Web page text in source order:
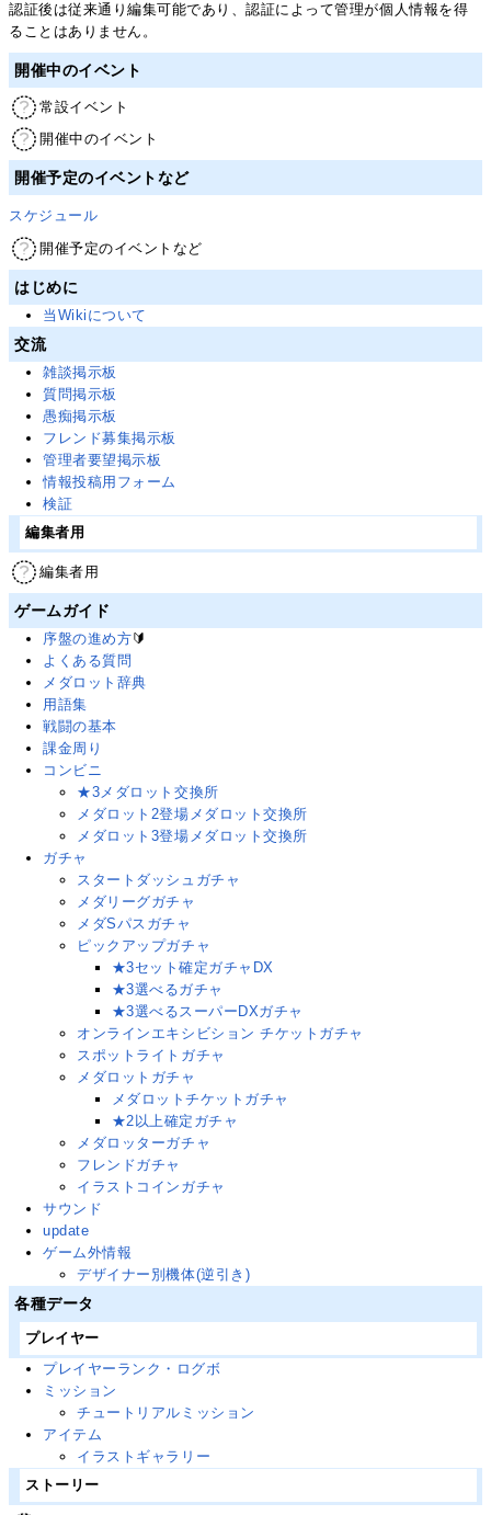
認証後は従来通り編集可能であり、認証によって管理が個人情報を得
ることはありません。
開催中のイベント
常設イベント
開催中のイベント
開催予定のイベントなど
スケジュール
開催予定のイベントなど
はじめに
当Wikiについて
交流
雑談掲示板
質問掲示板
愚痴掲示板
フレンド募集掲示板
管理者要望掲示板
情報投稿用フォーム
検証
編集者用
編集者用
ゲームガイド
序盤の進め方🔰
よくある質問
メダロット辞典
用語集
戦闘の基本
課金周り
コンビニ
★3メダロット交換所
メダロット2登場メダロット交換所
メダロット3登場メダロット交換所
ガチャ
スタートダッシュガチャ
メダリーグガチャ
メダSパスガチャ
ピックアップガチャ
★3セット確定ガチャDX
★3選べるガチャ
★3選べるスーパーDXガチャ
オンラインエキシビション チケットガチャ
スポットライトガチャ
メダロットガチャ
メダロットチケットガチャ
★2以上確定ガチャ
メダロッターガチャ
フレンドガチャ
イラストコインガチャ
サウンド
update
ゲーム外情報
デザイナー別機体(逆引き)
各種データ
プレイヤー
プレイヤーランク・ログボ
ミッション
チュートリアルミッション
アイテム
イラストギャラリー
ストーリー